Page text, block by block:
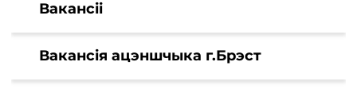
Вакансіі
Вакансія ацэншчыка г.Брэст